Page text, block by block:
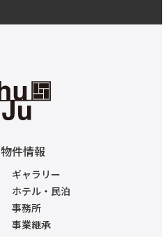
物件情報
ギャラリー
ホテル・民泊
事務所
事業継承